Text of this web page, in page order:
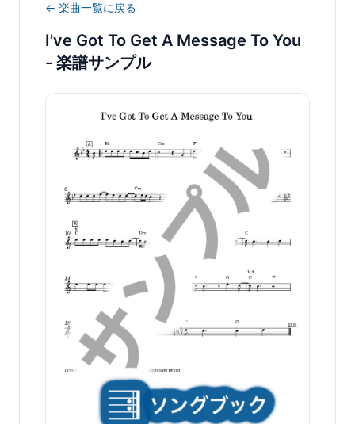
← 楽曲一覧に戻る
I've Got To Get A Message To You
- 楽譜サンプル